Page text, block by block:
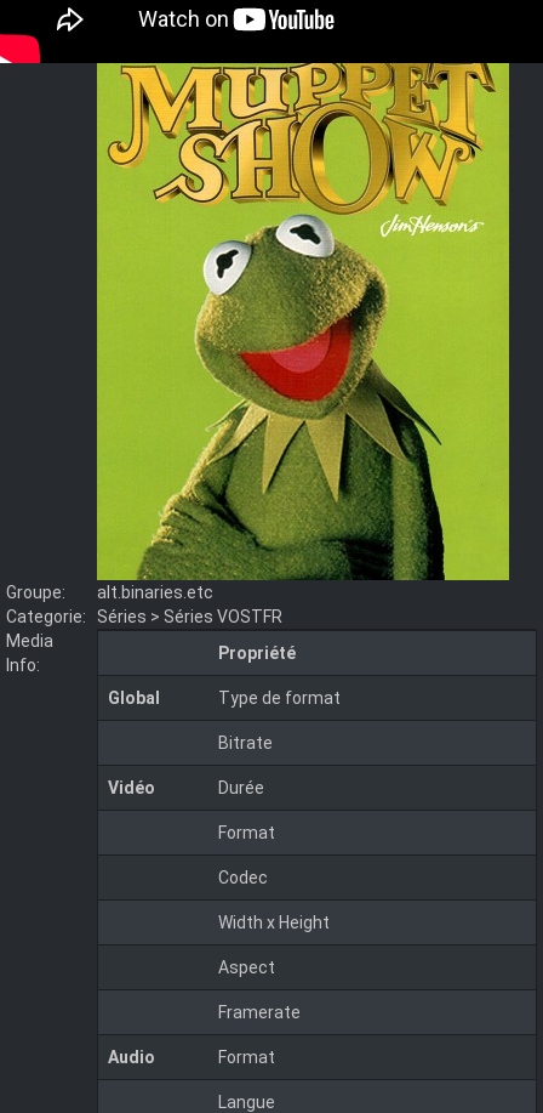
Groupe:
alt.binaries.etc
Categorie:
Séries > Séries VOSTFR
Media
Info:
Propriété
Global Type de format
Bitrate
Vidéo Durée
Format
Codec
Width x Height
Aspect
Framerate
Audio Format
Langue